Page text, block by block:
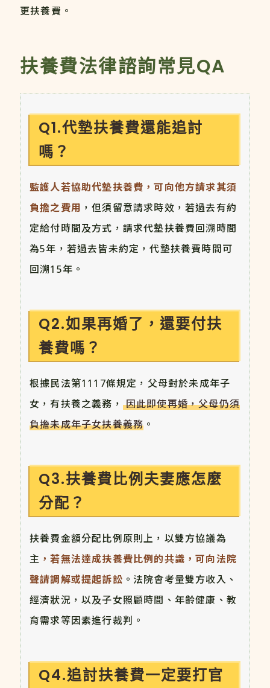
更扶養費。
扶養費法律諮詢常見QA
Q1.代墊扶養費還能追討
嗎？
監護人若協助代墊扶養費，可向他方請求其須
負擔之費用 ，但須留意請求時效，若過去有約
定給付時間及方式，請求代墊扶養費回溯時間
為5年，若過去皆未約定，代墊扶養費時間可
回溯15年。
Q2.如果再婚了，還要付扶
養費嗎？
根據民法第1117條規定，父母對於未成年子
女，有扶養之義務， 因此即使再婚，父母仍須
負擔未成年子女扶養義務 。
Q3.扶養費比例夫妻應怎麼
分配？
扶養費金額分配比例原則上，以雙方協議為
主 ，若無法達成扶養費比例的共識，可向法院
聲請調解或提起訴訟 。法院會考量雙方收入、
經濟狀況，以及子女照顧時間、年齡健康、教
育需求等因素進行裁判。
Q4.追討扶養費一定要打官